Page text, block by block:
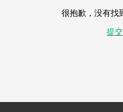
很抱歉，没有找
提